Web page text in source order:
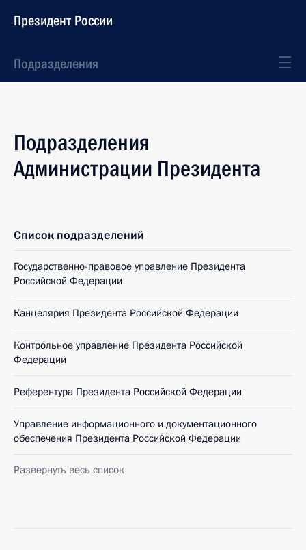
Президент России
Подразделения
Подразделения
Администрации Президента
Список подразделений
Государственно-правовое управление Президента
Российской Федерации
Канцелярия Президента Российской Федерации
Контрольное управление Президента Российской
Федерации
Референтура Президента Российской Федерации
Управление информационного и документационного
обеспечения Президента Российской Федерации
Развернуть весь список